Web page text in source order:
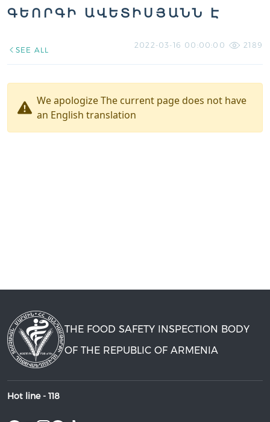
ԳԵՈՐԳԻ ԱՎԵՏԻՍՅԱՆՆ Է
SEE ALL
2022-03-16 00:00:00 2189
We apologize The current page does not have
an English translation
THE FOOD SAFETY INSPECTION BODY
OF THE REPUBLIC OF ARMENIA
Hot line - 118